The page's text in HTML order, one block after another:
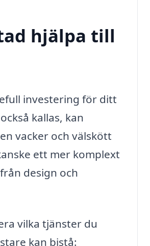
hjälpa till
investering för ditt
kallas, kan
vacker och välskött
ett mer komplext
design och
vilka tjänster du
kan bistå: